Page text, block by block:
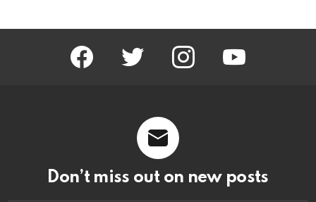
facebook twitter instagram youtube
Don’t miss out on new posts